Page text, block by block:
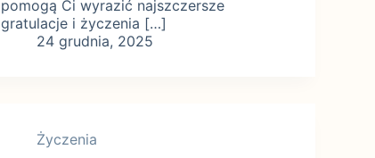
pomogą Ci wyrazić najszczersze
gratulacje i życzenia […]
24 grudnia, 2025
Życzenia